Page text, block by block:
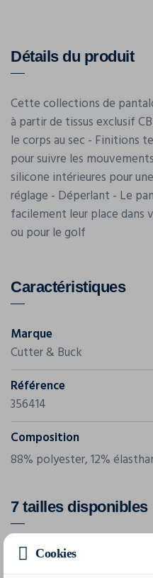
Détails du produit
Cette collections de
à partir de tissus exclusif
le corps au sec - Finitions
pour suivre les
silicone intérieures pour
réglage - Déperlant - Le
facilement leur place dans
ou pour le golf
Caractéristiques
Marque
Cutter & Buck
Référence
356414
Composition
88% polyester, 12%
7 tailles disponibles
S M
Cookies